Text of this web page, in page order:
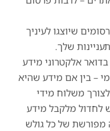
שיוצגו לעיניך
שלך.
אלקטרוני מידע
– בין אם מידע שהיא
משלוח מידי
לחדול מלקבל מידע
של כל גולש